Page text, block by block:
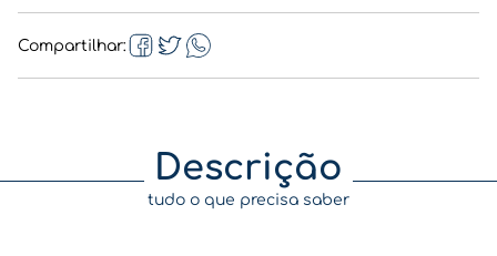
Compartilhar
Descrição
tudo o que precisa saber